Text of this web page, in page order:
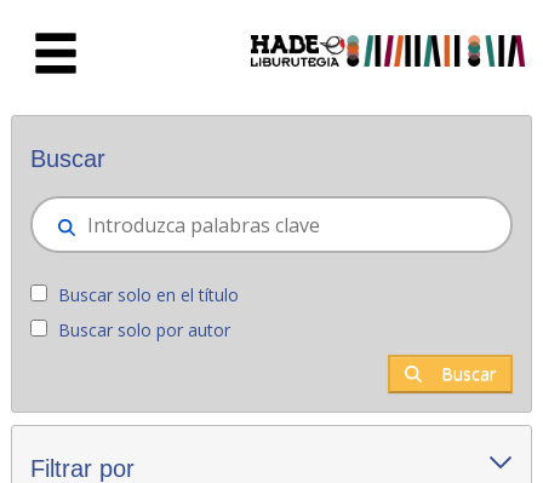
Novedades - Liburutegia
Buscar
Buscar solo en el título
Buscar solo por autor
Buscar
Filtrar por